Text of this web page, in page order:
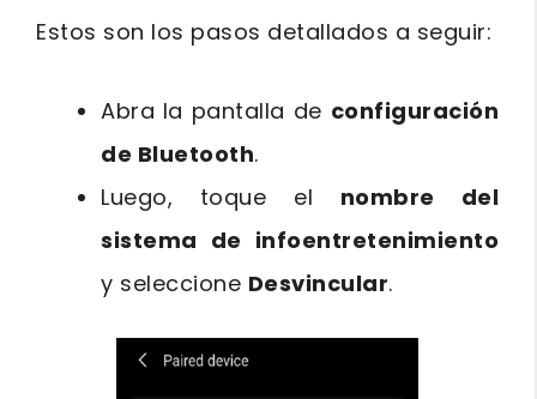
Estos son los pasos detallados a seguir:
Abra la pantalla de configuración
de Bluetooth.
Luego, toque el nombre del
sistema de infoentretenimiento
y seleccione Desvincular.